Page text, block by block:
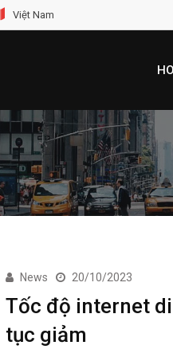
Việt Nam
News 20/10/2023
Tốc độ internet
tục giảm